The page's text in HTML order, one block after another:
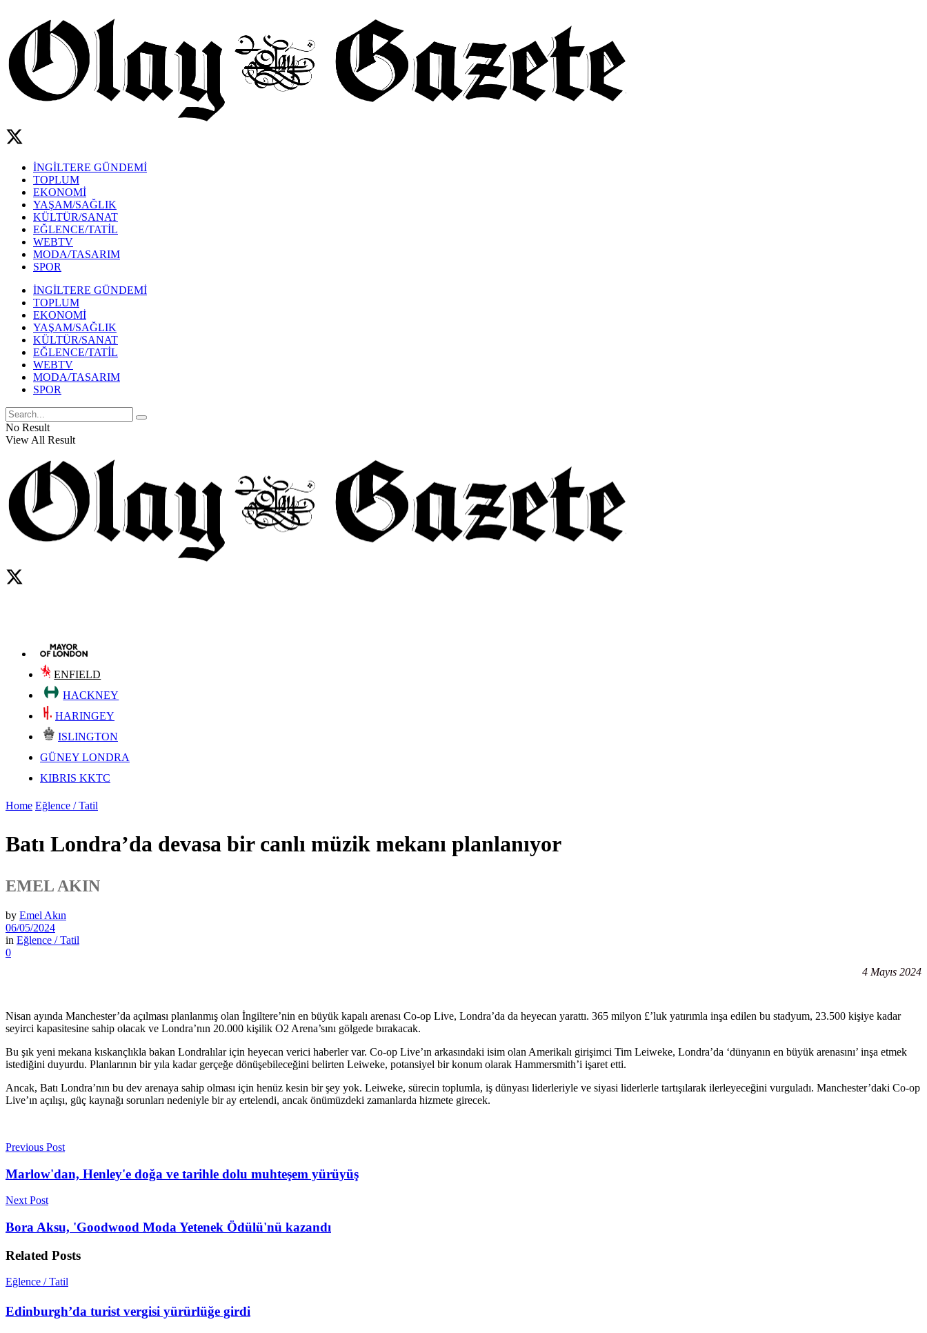
İNGİLTERE GÜNDEMİ
TOPLUM
EKONOMİ
YAŞAM/SAĞLIK
KÜLTÜR/SANAT
EĞLENCE/TATİL
WEBTV
MODA/TASARIM
SPOR
İNGİLTERE GÜNDEMİ
TOPLUM
EKONOMİ
YAŞAM/SAĞLIK
KÜLTÜR/SANAT
EĞLENCE/TATİL
WEBTV
MODA/TASARIM
SPOR
No Result
View All Result
ENFIELD
HACKNEY
HARINGEY
ISLINGTON
GÜNEY LONDRA
KIBRIS KKTC
Home Eğlence / Tatil
Batı Londra’da devasa bir canlı müzik mekanı planlanıyor
EMEL AKIN
by Emel Akın
06/05/2024
in Eğlence / Tatil
0
4 Mayıs 2024
Nisan ayında Manchester’da açılması planlanmış olan İngiltere’nin en büyük kapalı arenası Co-op Live, Londra’da da heyecan yarattı. 365 milyon £’luk yatırımla inşa edilen bu stadyum, 23.500 kişiye kadar
seyirci kapasitesine sahip olacak ve Londra’nın 20.000 kişilik O2 Arena’sını gölgede bırakacak.
Bu şık yeni mekana kıskançlıkla bakan Londralılar için heyecan verici haberler var. Co-op Live’ın arkasındaki isim olan Amerikalı girişimci Tim Leiweke, Londra’da ‘dünyanın en büyük arenasını’ inşa etmek
istediğini duyurdu. Planlarının bir yıla kadar gerçeğe dönüşebileceğini belirten Leiweke, potansiyel bir konum olarak Hammersmith’i işaret etti.
Ancak, Batı Londra’nın bu dev arenaya sahip olması için henüz kesin bir şey yok. Leiweke, sürecin toplumla, iş dünyası liderleriyle ve siyasi liderlerle tartışılarak ilerleyeceğini vurguladı. Manchester’daki Co-op
Live’ın açılışı, güç kaynağı sorunları nedeniyle bir ay ertelendi, ancak önümüzdeki zamanlarda hizmete girecek.
Previous Post
Marlow'dan, Henley'e doğa ve tarihle dolu muhteşem yürüyüş
Next Post
Bora Aksu, 'Goodwood Moda Yetenek Ödülü'nü kazandı
Related Posts
Eğlence / Tatil
Edinburgh’da turist vergisi yürürlüğe girdi